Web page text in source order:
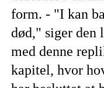
form. - "I kan
død," siger den
med denne
kapitel, hvor